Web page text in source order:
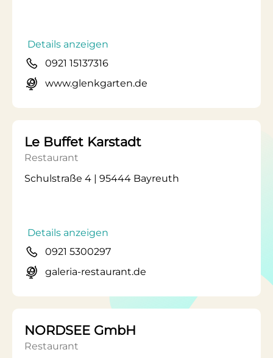
Details anzeigen
0921 15137316
www.glenkgarten.de
Le Buffet Karstadt
Restaurant
Schulstraße 4 | 95444 Bayreuth
Details anzeigen
0921 5300297
galeria-restaurant.de
NORDSEE GmbH
Restaurant